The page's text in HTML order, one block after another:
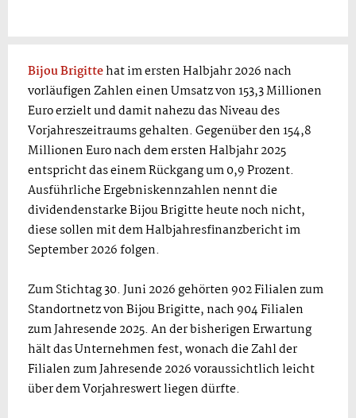
Bijou Brigittehat im ersten Halbjahr 2026 nach
vorläufigen Zahlen einen Umsatz von 153,3 Millionen
Euro erzielt und damit nahezu das Niveau des
Vorjahreszeitraums gehalten. Gegenüber den 154,8
Millionen Euro nach dem ersten Halbjahr 2025
entspricht das einem Rückgang um 0,9 Prozent.
Ausführliche Ergebniskennzahlen nennt die
dividendenstarke Bijou Brigitte heute noch nicht,
diese sollen mit dem Halbjahresfinanzbericht im
September 2026 folgen.
Zum Stichtag 30. Juni 2026 gehörten 902 Filialen zum
Standortnetz von Bijou Brigitte, nach 904 Filialen
zum Jahresende 2025. An der bisherigen Erwartung
hält das Unternehmen fest, wonach die Zahl der
Filialen zum Jahresende 2026 voraussichtlich leicht
über dem Vorjahreswert liegen dürfte.